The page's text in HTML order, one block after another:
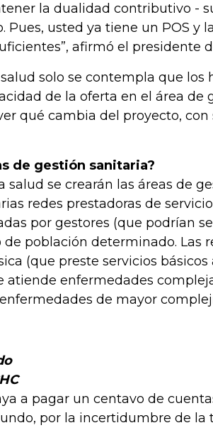
la dualidad contributivo -
Pues, usted ya tiene un POS y
afirmó el presidente
solo se contempla que los
de la oferta en el área de
qué cambia del proyecto, con
de gestión sanitaria?
salud se crearán las áreas de
redes prestadoras de
por gestores (que podrían
población determinado. Las
(que preste servicios básicos
atiende enfermedades
de mayor
a pagar un centavo de
por la incertidumbre de la